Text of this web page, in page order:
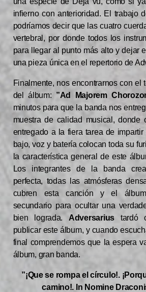
infierno con anterioridad. El trabajo
podríamos decir que las cuatro
vertebral, por donde todos los
para llegar al punto más alto y dejar
una pieza única en el repertorio de
Finalmente, nos encontrarnos con el
del álbum: ”Ad Majorem
minutos para que la banda nos
muestra de calidad musical, donde
entregado a la fiera tarea de impartir
bajo, voz y batería colocan toda su
la característica general de este
Los integrantes de la banda
perfecta, todas las atmósferas
cubren esta canción y el
secundario para ocultar una
bien lograda. Adversarius tardó
publicar este álbum, y cuando
final comprendemos que la espera
álbum, gran banda.
”¡Que se rompa el círculo!.
camino!. In Nomine